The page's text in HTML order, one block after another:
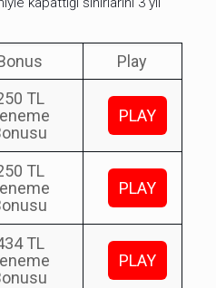
Play
TL
PLAY
TL
PLAY
TL
PLAY